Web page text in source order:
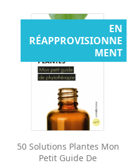
50 Solutions Plantes Mon
Petit Guide De
EN
RÉAPPROVISIONNE
MENT